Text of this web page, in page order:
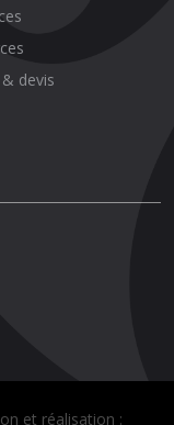
devis
et réalisation :